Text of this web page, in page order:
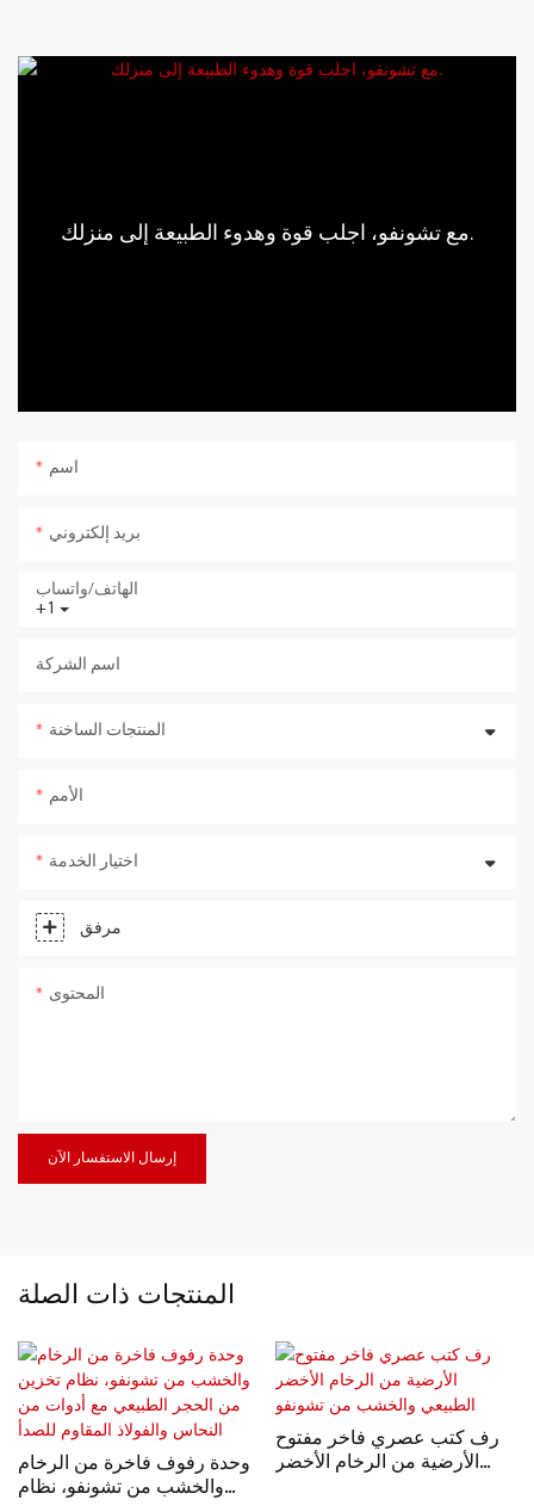
مع تشونفو، اجلب قوة وهدوء الطبيعة إلى منزلك.
اسم
بريد إلكتروني
+1
الهاتف/واتساب
اسم الشركة
المنتجات الساخنة
الأمم
اختيار الخدمة
مرفق
المحتوى
إرسال الاستفسار الآن
المنتجات ذات الصلة
وحدة رفوف فاخرة من الرخام
والخشب من تشونفو، نظام
رف كتب عصري فاخر مفتوح
الأرضية من الرخام الأخضر